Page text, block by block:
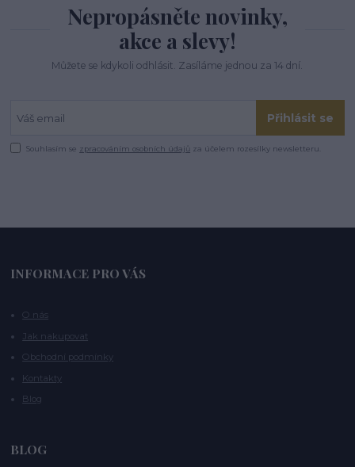
Nepropásněte novinky,
akce a slevy!
Můžete se kdykoli odhlásit. Zasíláme jednou za 14 dní.
Přihlásit se
Souhlasím se zpracováním osobních údajů za účelem rozesílky newsletteru.
INFORMACE PRO VÁS
O nás
Jak nakupovat
Obchodní podmínky
Kontakty
Blog
BLOG